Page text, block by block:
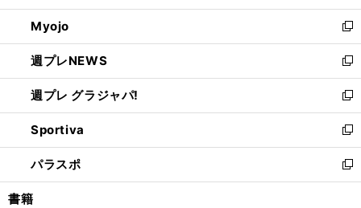
開
く
ウ
で
開
く
ン
ド
ウ
で
開
く
ウ
ィ
ン
ド
ウ
で
開
く
Myojo
新
し
い
ウ
ィ
ン
ド
ウ
で
開
週プレNEWS
新
し
い
ウ
ィ
ン
ド
ウ
週プレ グラジャパ!
新
し
い
ウ
ィ
ン
Sportiva
新
し
い
ウ
パラスポ
新
し
書籍